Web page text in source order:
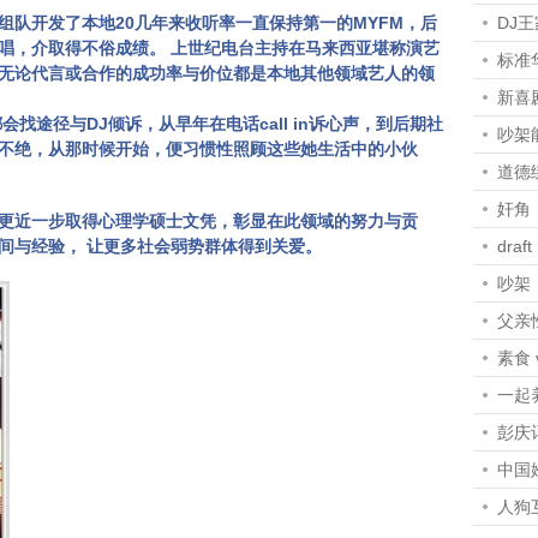
队开发了本地20几年来收听率一直保持第一的MYFM，后
，介取得不俗成绩。 上世纪电台主持在马来西亚堪称演艺
论代言或合作的成功率与价位都是本地其他领域艺人的领
找途径与DJ倾诉，从早年在电话call in诉心声，到后期社
绝，从那时候开始，便习惯性照顾这些她生活中的小伙
近一步取得心理学硕士文凭，彰显在此领域的努力与贡
与经验， 让更多社会弱势群体得到关爱。
DJ
标准
新喜
吵架
道德
奸角
draft
吵架
父亲
素食
一起
彭庆
中国
人狗